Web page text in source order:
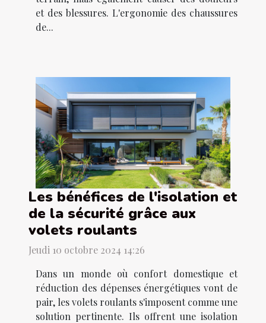
et des blessures. L'ergonomie des chaussures
de...
Les bénéfices de l'isolation et
de la sécurité grâce aux
volets roulants
Jeudi 10 octobre 2024 14:26
Dans un monde où confort domestique et
réduction des dépenses énergétiques vont de
pair, les volets roulants s'imposent comme une
solution pertinente. Ils offrent une isolation